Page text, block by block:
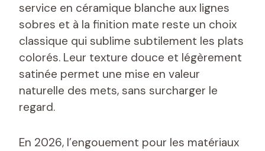
service en céramique blanche aux lignes
sobres et à la finition mate reste un choix
classique qui sublime subtilement les plats
colorés. Leur texture douce et légèrement
satinée permet une mise en valeur
naturelle des mets, sans surcharger le
regard.
En 2026, l’engouement pour les matériaux